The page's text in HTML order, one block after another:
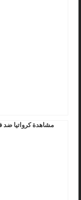
مشاهدة كرواتيا ضد